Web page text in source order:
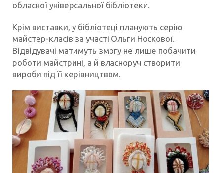
обласної універсальної бібліотеки.
Крім виставки, у бібліотеці планують серію
майстер-класів за участі Ольги Носкової.
Відвідувачі матимуть змогу не лише побачити
роботи майстрині, а й власноруч створити
вироби під її керівництвом.